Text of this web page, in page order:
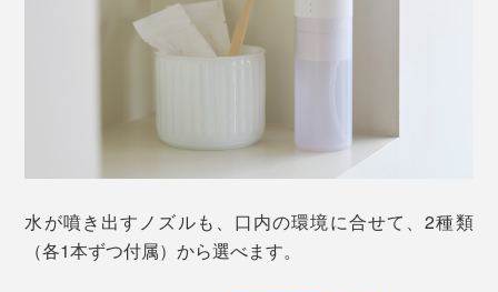
歯の奥、矯正器具やブリッジのまわりの磨き残しを、ジ
ェット洗浄してくれます。
ソフト洗浄モード
「標準洗浄モード」より、やさしい水流ですが、洗浄力
水が噴き出すノズルも、口内の環境に合せて、2種類
（各1本ずつ付属）から選べます。